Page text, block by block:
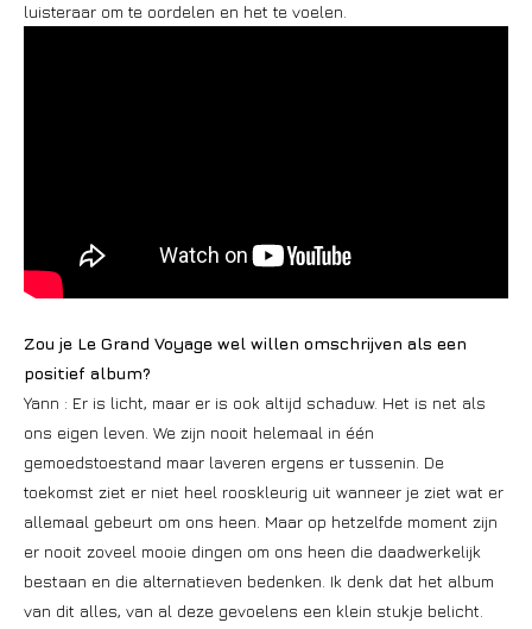
luisteraar om te oordelen en het te voelen.
Zou je Le Grand Voyage wel willen omschrijven als een
positief album?
Yann : Er is licht, maar er is ook altijd schaduw. Het is net als
ons eigen leven. We zijn nooit helemaal in één
gemoedstoestand maar laveren ergens er tussenin. De
toekomst ziet er niet heel rooskleurig uit wanneer je ziet wat er
allemaal gebeurt om ons heen. Maar op hetzelfde moment zijn
er nooit zoveel mooie dingen om ons heen die daadwerkelijk
bestaan en die alternatieven bedenken. Ik denk dat het album
van dit alles, van al deze gevoelens een klein stukje belicht.